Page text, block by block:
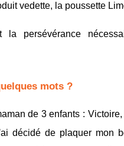
vedette, la poussette
persévérance
mots ?
de 3 enfants : Victoire,
décidé de plaquer mon